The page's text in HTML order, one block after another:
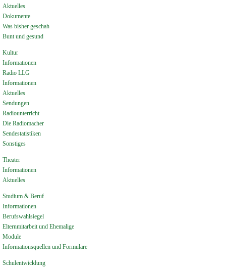
Aktuelles
Dokumente
Was bisher geschah
Bunt und gesund
Kultur
Informationen
Radio LLG
Informationen
Aktuelles
Sendungen
Radiounterricht
Die Radiomacher
Sendestatistiken
Sonstiges
Theater
Informationen
Aktuelles
Studium & Beruf
Informationen
Berufswahlsiegel
Elternmitarbeit und Ehemalige
Module
Informationsquellen und Formulare
Schulentwicklung